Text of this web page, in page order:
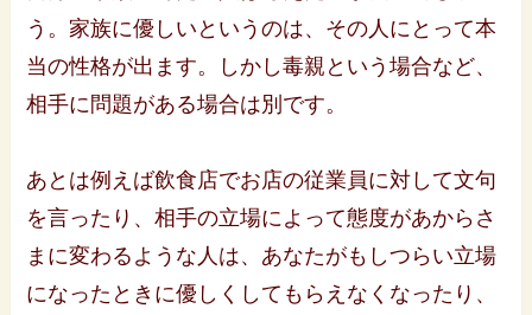
う。家族に優しいというのは、その人にとって本
当の性格が出ます。しかし毒親という場合など、
相手に問題がある場合は別です。
あとは例えば飲食店でお店の従業員に対して文句
を言ったり、相手の立場によって態度があからさ
まに変わるような人は、あなたがもしつらい立場
になったときに優しくしてもらえなくなったり、